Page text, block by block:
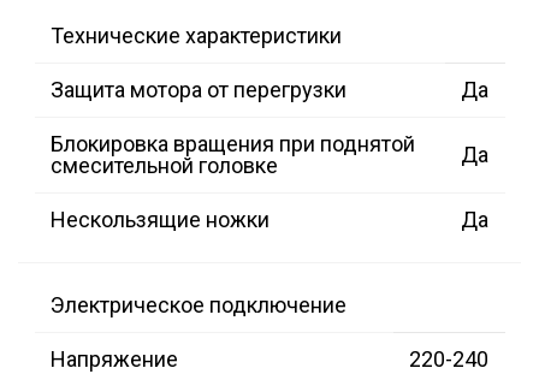
Технические характеристики
Защита мотора от перегрузки Да
Блокировка вращения при поднятой
смесительной головке
Да
Нескользящие ножки Да
Электрическое подключение
Напряжение 220-240